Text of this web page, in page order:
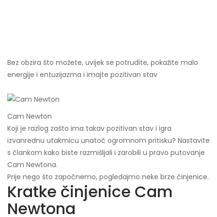
Bez obzira što možete, uvijek se potrudite, pokažite malo
energije i entuzijazma i imajte pozitivan stav
Cam Newton
Koji je razlog zašto ima takav pozitivan stav i igra
izvanrednu utakmicu unatoč ogromnom pritisku? Nastavite
s člankom kako biste razmišljali i zarobili u pravo putovanje
Cam Newtona.
Prije nego što započnemo, pogledajmo neke brze činjenice.
Kratke činjenice Cam
Newtona